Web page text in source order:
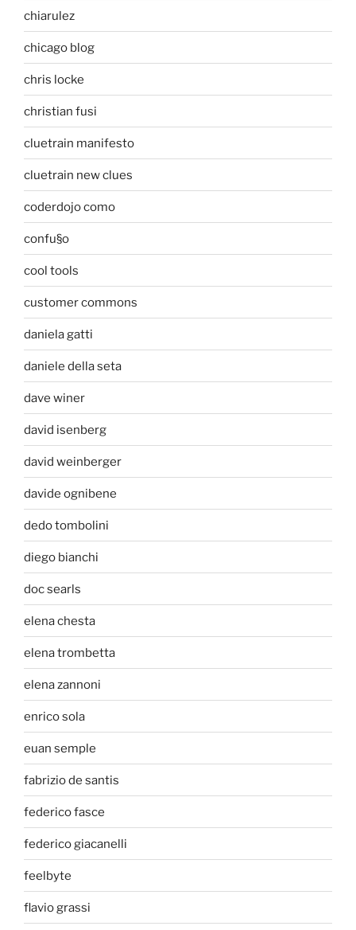
chiarulez
chicago blog
chris locke
christian fusi
cluetrain manifesto
cluetrain new clues
coderdojo como
confu§o
cool tools
customer commons
daniela gatti
daniele della seta
dave winer
david isenberg
david weinberger
davide ognibene
dedo tombolini
diego bianchi
doc searls
elena chesta
elena trombetta
elena zannoni
enrico sola
euan semple
fabrizio de santis
federico fasce
federico giacanelli
feelbyte
flavio grassi